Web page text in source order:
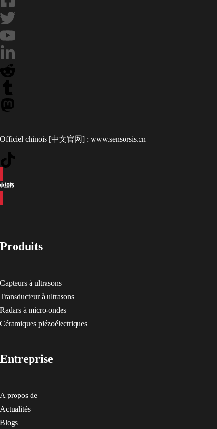
Officiel chinois [中文官网] : www.sensorsis.cn
Produits
Capteurs à ultrasons
Transducteur à ultrasons
Radars à micro-ondes
Céramiques piézoélectriques
Entreprise
A propos de
Actualités
Blogs